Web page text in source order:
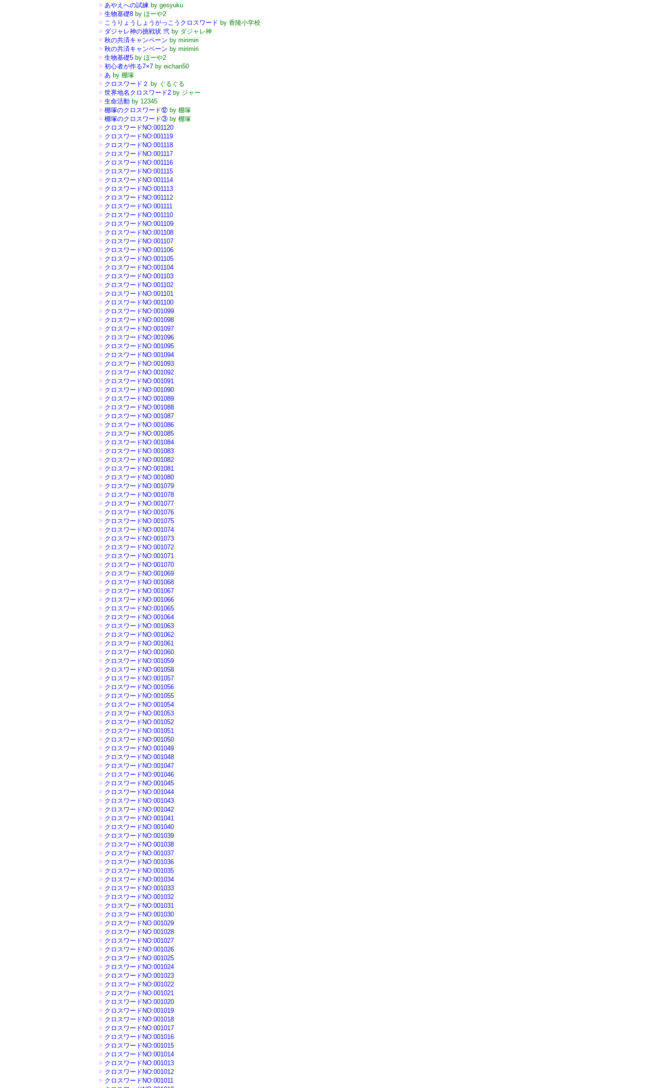
あやえへの試練 by gesyuku
生物基礎8 by ほーや2
こうりょうしょうがっこうクロスワード by 香陵小学校
ダジャレ神の挑戦状 弐 by ダジャレ神
秋の共済キャンペーン by mirimiri
秋の共済キャンペーン by mirimiri
生物基礎5 by ほーや2
初心者が作る7×7 by eichan50
あ by 棚塚
クロスワード２ by ぐるぐる
世界地名クロスワード2 by ジャー
生命活動 by 12345
棚塚のクロスワード⑫ by 棚塚
棚塚のクロスワード③ by 棚塚
クロスワードNO:001120
クロスワードNO:001119
クロスワードNO:001118
クロスワードNO:001117
クロスワードNO:001116
クロスワードNO:001115
クロスワードNO:001114
クロスワードNO:001113
クロスワードNO:001112
クロスワードNO:001111
クロスワードNO:001110
クロスワードNO:001109
クロスワードNO:001108
クロスワードNO:001107
クロスワードNO:001106
クロスワードNO:001105
クロスワードNO:001104
クロスワードNO:001103
クロスワードNO:001102
クロスワードNO:001101
クロスワードNO:001100
クロスワードNO:001099
クロスワードNO:001098
クロスワードNO:001097
クロスワードNO:001096
クロスワードNO:001095
クロスワードNO:001094
クロスワードNO:001093
クロスワードNO:001092
クロスワードNO:001091
クロスワードNO:001090
クロスワードNO:001089
クロスワードNO:001088
クロスワードNO:001087
クロスワードNO:001086
クロスワードNO:001085
クロスワードNO:001084
クロスワードNO:001083
クロスワードNO:001082
クロスワードNO:001081
クロスワードNO:001080
クロスワードNO:001079
クロスワードNO:001078
クロスワードNO:001077
クロスワードNO:001076
クロスワードNO:001075
クロスワードNO:001074
クロスワードNO:001073
クロスワードNO:001072
クロスワードNO:001071
クロスワードNO:001070
クロスワードNO:001069
クロスワードNO:001068
クロスワードNO:001067
クロスワードNO:001066
クロスワードNO:001065
クロスワードNO:001064
クロスワードNO:001063
クロスワードNO:001062
クロスワードNO:001061
クロスワードNO:001060
クロスワードNO:001059
クロスワードNO:001058
クロスワードNO:001057
クロスワードNO:001056
クロスワードNO:001055
クロスワードNO:001054
クロスワードNO:001053
クロスワードNO:001052
クロスワードNO:001051
クロスワードNO:001050
クロスワードNO:001049
クロスワードNO:001048
クロスワードNO:001047
クロスワードNO:001046
クロスワードNO:001045
クロスワードNO:001044
クロスワードNO:001043
クロスワードNO:001042
クロスワードNO:001041
クロスワードNO:001040
クロスワードNO:001039
クロスワードNO:001038
クロスワードNO:001037
クロスワードNO:001036
クロスワードNO:001035
クロスワードNO:001034
クロスワードNO:001033
クロスワードNO:001032
クロスワードNO:001031
クロスワードNO:001030
クロスワードNO:001029
クロスワードNO:001028
クロスワードNO:001027
クロスワードNO:001026
クロスワードNO:001025
クロスワードNO:001024
クロスワードNO:001023
クロスワードNO:001022
クロスワードNO:001021
クロスワードNO:001020
クロスワードNO:001019
クロスワードNO:001018
クロスワードNO:001017
クロスワードNO:001016
クロスワードNO:001015
クロスワードNO:001014
クロスワードNO:001013
クロスワードNO:001012
クロスワードNO:001011